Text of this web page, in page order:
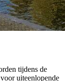
tijdens de
uiteenlopende